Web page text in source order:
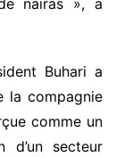
nairas », a
Buhari a
la compagnie
comme un
d’un secteur